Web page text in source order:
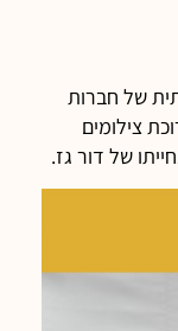
של חברות
צילומים
של דור גז.